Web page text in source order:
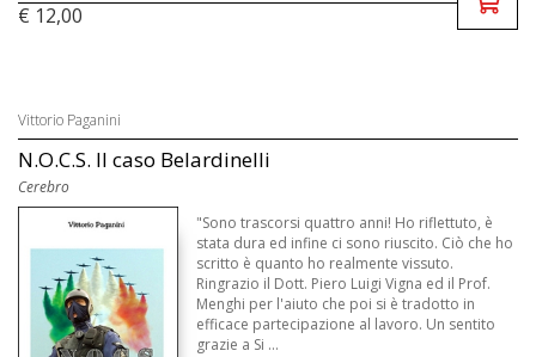
€ 12,00
Vittorio Paganini
N.O.C.S. Il caso Belardinelli
Cerebro
"Sono trascorsi quattro anni! Ho riflettuto, è
stata dura ed infine ci sono riuscito. Ciò che ho
scritto è quanto ho realmente vissuto.
Ringrazio il Dott. Piero Luigi Vigna ed il Prof.
Menghi per l'aiuto che poi si è tradotto in
efficace partecipazione al lavoro. Un sentito
grazie a Si ...